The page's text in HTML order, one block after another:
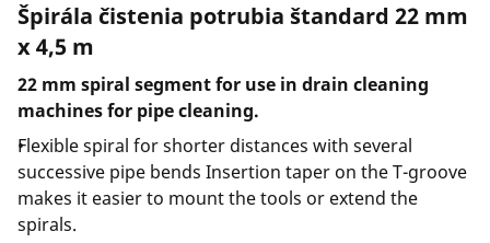
Špirála čistenia potrubia štandard 22 mm
x 4,5 m
22 mm spiral segment for use in drain cleaning
machines for pipe cleaning.
Flexible spiral for shorter distances with several
successive pipe bends Insertion taper on the T-groove
makes it easier to mount the tools or extend the
spirals.